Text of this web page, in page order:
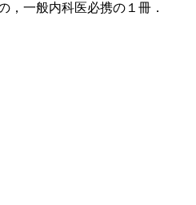
，一般内科医必携の１冊．